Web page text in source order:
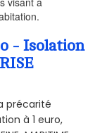
- Isolation
précarité
à 1 euro,